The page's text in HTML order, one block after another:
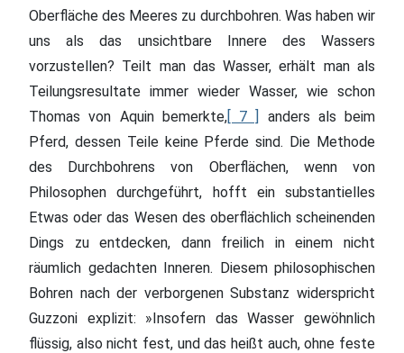
Oberfläche des Meeres zu durchbohren. Was haben wir
uns als das unsichtbare Innere des Wassers
vorzustellen? Teilt man das Wasser, erhält man als
Teilungsresultate immer wieder Wasser, wie schon
Thomas von Aquin bemerkte,[ 7 ]
anders als beim
Pferd, dessen Teile keine Pferde sind. Die Methode
des Durchbohrens von Oberflächen, wenn von
Philosophen durchgeführt, hofft ein substantielles
Etwas oder das Wesen des oberflächlich scheinenden
Dings zu entdecken, dann freilich in einem nicht
räumlich gedachten Inneren. Diesem philosophischen
Bohren nach der verborgenen Substanz widerspricht
Guzzoni explizit: »Insofern das Wasser gewöhnlich
flüssig, also nicht fest, und das heißt auch, ohne feste